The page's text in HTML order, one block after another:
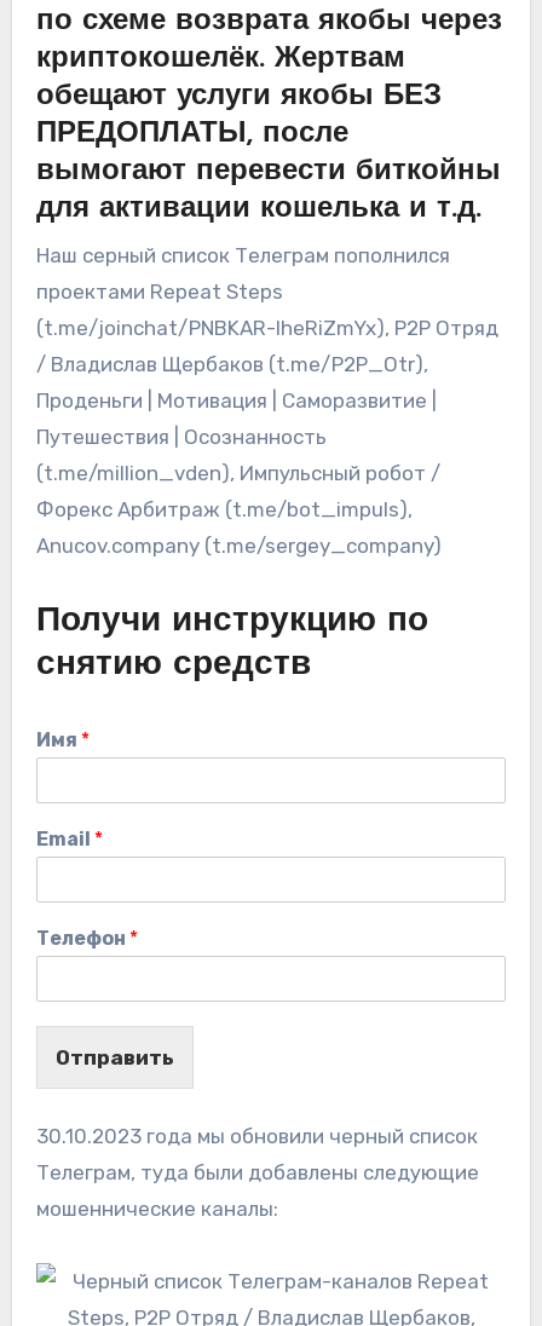
по схеме возврата якобы через
криптокошелёк. Жертвам
обещают услуги якобы БЕЗ
ПРЕДОПЛАТЫ, после
вымогают перевести биткойны
для активации кошелька и т.д.
Наш серный список Телеграм пополнился
проектами Repeat Steps
(t.me/joinchat/PNBKAR-lheRiZmYx), P2P Отряд
/ Владислав Щербаков (t.me/P2P_Otr),
Проденьги | Мотивация | Саморазвитие |
Путешествия | Осознанность
(t.me/million_vden), Импульсный робот /
Форекс Арбитраж (t.me/bot_impuls),
Anucov.company (t.me/sergey_company)
Получи инструкцию по
снятию средств
Имя *
Email *
Телефон *
Отправить
30.10.2023 года мы обновили черный список
Телеграм, туда были добавлены следующие
мошеннические каналы: